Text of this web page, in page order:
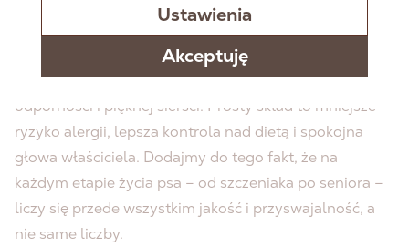
gdy białko pochodzi z mięsa, a receptura pozostaje
krótka i przejrzysta, tak jak w karmach RAW PALEO.
Dobre, zwierzęce białko to budulec zdrowych mięśni,
odporności i pięknej sierści. Prosty skład to mniejsze
ryzyko alergii, lepsza kontrola nad dietą i spokojna
głowa właściciela. Dodajmy do tego fakt, że na
każdym etapie życia psa – od szczeniaka po seniora –
liczy się przede wszystkim jakość i przyswajalność, a
nie same liczby.
Akceptuję
Ustawienia